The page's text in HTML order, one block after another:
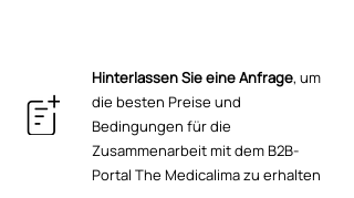
Palmitoyl-Tetrapeptid-7, Laurocapram,
Akazie Senegal Gum, Myocept,
Natriumlactat, Caprylhydroxamsäure,
Alkylacrylat-Kreuzpolymer, Polysorbat
20, Triethanolamin, Methylpropandiol,
Hinterlassen Sie eine Anfrage, um
die besten Preise und
Bedingungen für die
Zusammenarbeit mit dem B2B-
Portal The Medicalima zu erhalten